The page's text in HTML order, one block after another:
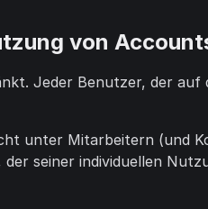
von
Jeder Benutzer, der
unter Mitarbeitern (und
seiner individuellen